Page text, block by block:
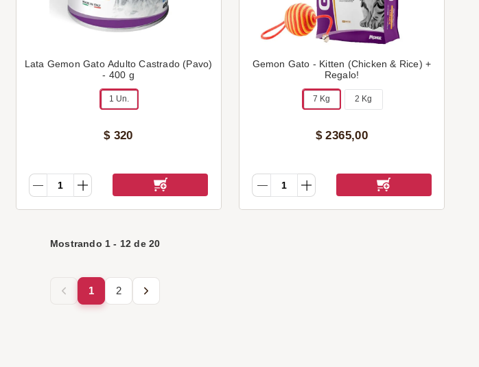
Lata Gemon Gato Adulto Castrado (Pavo)
- 400 g
1 Un.
$ 320
Gemon Gato - Kitten (Chicken & Rice) +
Regalo!
7 Kg 2 Kg
$ 2365,00
Mostrando 1 - 12 de 20
1 2